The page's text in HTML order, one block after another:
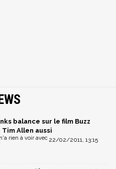
balance sur le film Buzz
Tim Allen aussi
22/02/2011, 13:15
rien à voir avec